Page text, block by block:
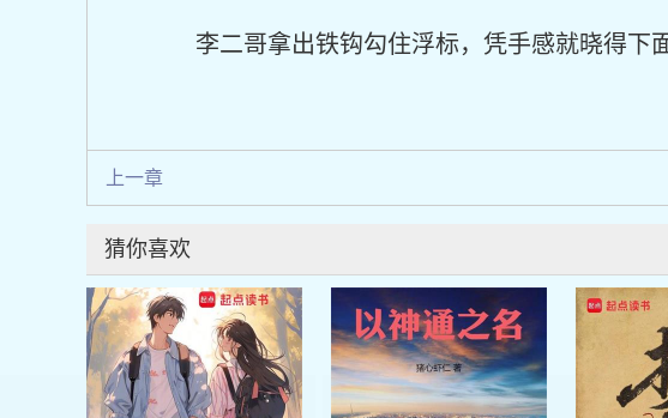
李二哥拿出铁钩勾住浮标，凭手感就晓得下
上一章
猜你喜欢